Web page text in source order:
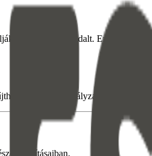
látogatóink az oldalt. Ez olyan
a saját szabályzataik alapján.
beállításaiban.